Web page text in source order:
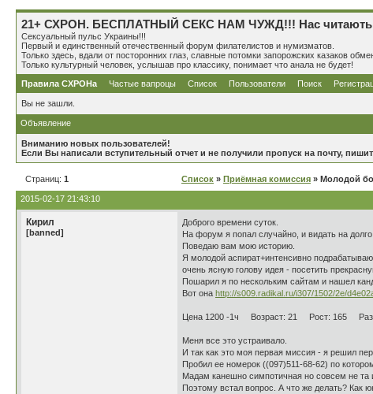
21+ СХРОН. БЕСПЛАТНЫЙ СЕКС НАМ ЧУЖД!!! Нас читають
Сексуальный пульс Украины!!!
Первый и единственный отечественный форум филателистов и нумизматов.
Только здесь, вдали от посторонних глаз, славные потомки запорожских казаков
Только культурный человек, услышав про классику, понимает что анала не будет!
Правила СХРОНа
Частые вапроцы Список Пользователи Поиск
Вы не зашли.
Объявление
Вниманию новых пользователей!
Если Вы написали вступительный отчет и не получили пропуск на почту,
Страниц: 1 Список » Приёмная комиссия » Молодой
2015-02-17 21:43:10
Кирил
[banned]
Доброго времени суток.
На форум я попал случайно, и видать на долго
Поведаю вам мою историю.
Я молодой аспират+интенсивно
очень ясную голову идея - посетить
Пошарил я по нескольким сайтам и нашел
Вот она http://s009.radikal.ru/i307/1502/2e/
Цена 1200 -1ч Возраст: 21 Рост: 165
Меня все это устраивало.
И так как это моя первая миссия - я решил
Пробил ее номерок ((097)511-68-62) по
Мадам канешно симпотичная но совсем не та
Поэтому встал вопрос. А что же делать? Как